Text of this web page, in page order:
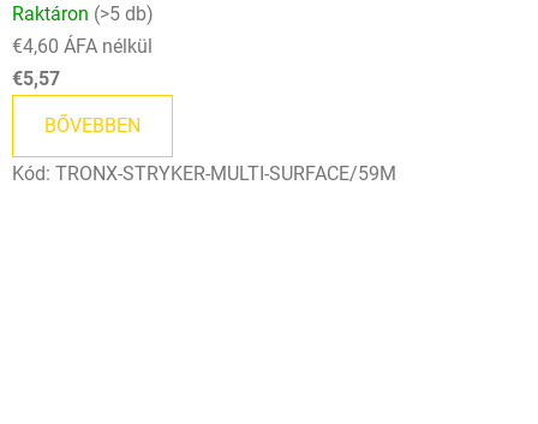
Raktáron (>5 db)
€4,60 ÁFA nélkül
€5,57
BŐVEBBEN
Kód: TRONX-STRYKER-MULTI-SURFACE/59M